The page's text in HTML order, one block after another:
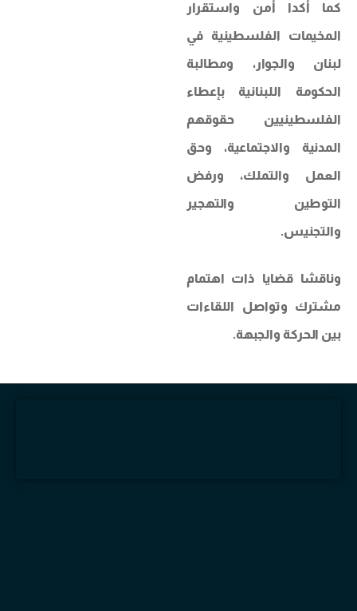
كما أكدا أمن واستقرار
المخيمات الفلسطينية في
لبنان والجوار، ومطالبة
الحكومة اللبنانية بإعطاء
الفلسطينيين حقوقهم
المدنية والاجتماعية، وحق
العمل والتملك، ورفض
التوطين والتهجير
والتجنيس.
وناقشا قضايا ذات اهتمام
مشترك وتواصل اللقاءات
بين الحركة والجبهة.